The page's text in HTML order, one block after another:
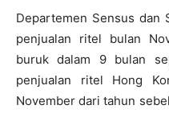
Departemen Sensus dan
penjualan ritel bulan
buruk dalam 9 bulan
penjualan ritel Hong
November dari tahun